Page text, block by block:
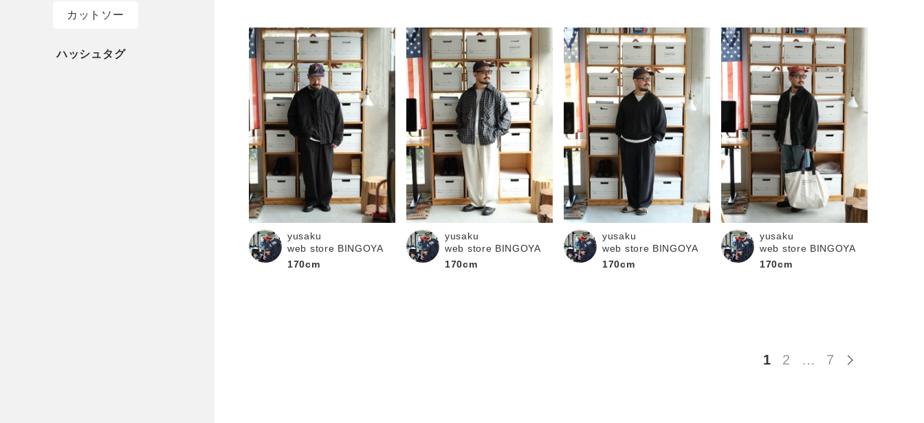
カットソー
yusaku
web store BINGOYA
170cm
yusaku
web store BINGOYA
170cm
yusaku
web store BINGOYA
170cm
yusaku
web store BINGOYA
170cm
1 2 … 7